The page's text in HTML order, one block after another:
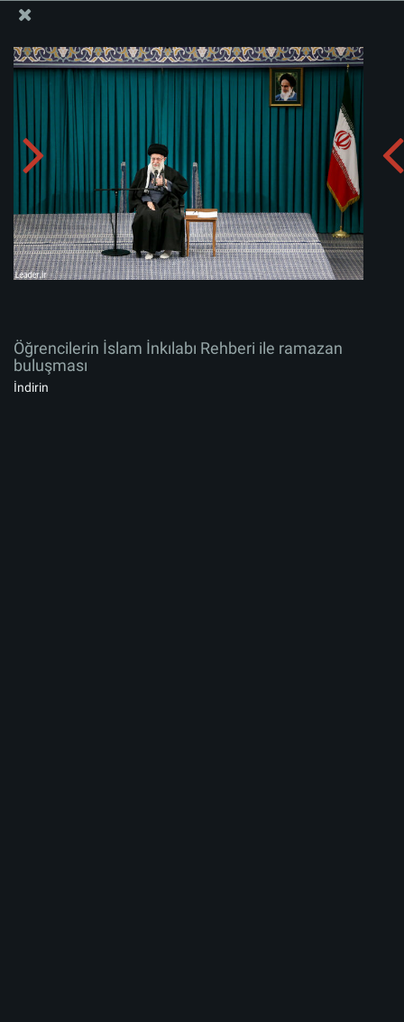
Öğrencilerin İslam İnkılabı Rehberi ile ramazan
buluşması
Albümü indirin:
Öğrencilerin İslam İnkılabı Rehberi ile ramazan
buluşması
İndirin